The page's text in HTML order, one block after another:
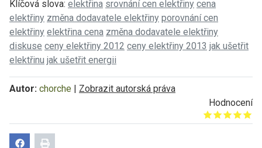
Klíčová slova: elektřina srovnání cen elektřiny cena
elektřiny změna dodavatele elektřiny porovnání cen
elektřiny elektřina cena změna dodavatele elektřiny
diskuse ceny elektřiny 2012 ceny elektřiny 2013 jak ušetřit
elektřinu jak ušetřit energii
Autor: chorche | Zobrazit autorská práva
Hodnocení
Give it 1/5
Give it 2/5
Give it 3/5
Give it 4/5
Give it 5/5